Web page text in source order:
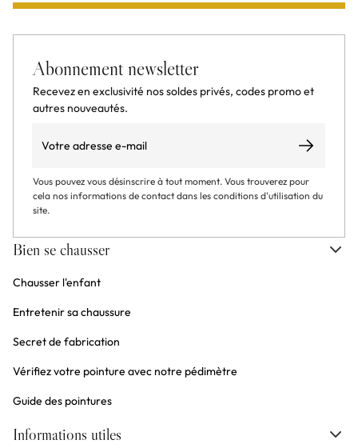
Abonnement newsletter
Recevez en exclusivité nos soldes privés, codes promo et
autres nouveautés.
S’abonner
Vous pouvez vous désinscrire à tout moment. Vous trouverez pour
cela nos informations de contact dans les conditions d'utilisation du
site.
Bien se chausser
Chausser l'enfant
Entretenir sa chaussure
Secret de fabrication
Vérifiez votre pointure avec notre pédimètre
Guide des pointures
Informations utiles